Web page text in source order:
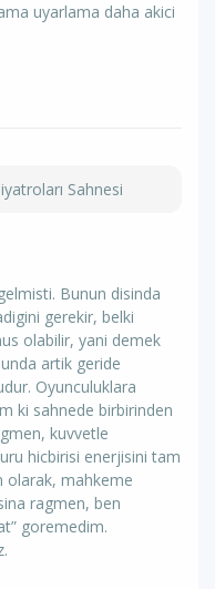
uyarlama daha akici
Sahnesi
Bunun disinda
gerekir, belki
olabilir, yani demek
artik geride
Oyunculuklara
ki sahnede birbirinden
kuvvetle
hicbirisi enerjisini tam
olarak, mahkeme
ragmen, ben
goremedim.